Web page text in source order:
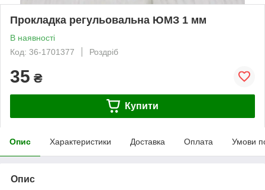
Прокладка регульовальна ЮМЗ 1 мм
В наявності
Код: 36-1701377
Роздріб
35 ₴
Купити
Опис Характеристики Доставка Оплата Умови
Опис